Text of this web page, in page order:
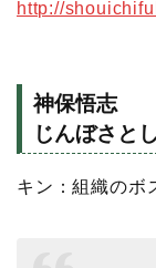
http://
神保悟志
じんぼさとし
キン：組織のボ